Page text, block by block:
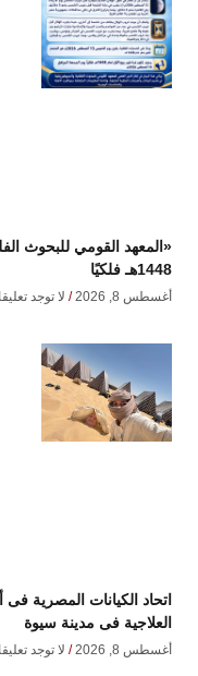
«المعهد القومي للبحوث
1448هـ فلكيًا
أغسطس 8, 2026 لا توجد
اتحاد الكيانات المصرية فى
العلاجية فى مدينة سيوة
أغسطس 8, 2026 لا توجد